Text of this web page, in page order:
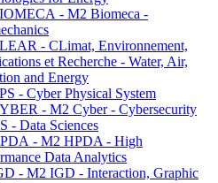
- M2 Biomeca -
- CLimat, Environnement,
et Recherche - Water, Air,
and Energy
- Cyber Physical System
- M2 Cyber - Cybersecurity
- Data Sciences
- M2 HPDA - High
Data Analytics
- M2 IGD - Interaction, Graphic